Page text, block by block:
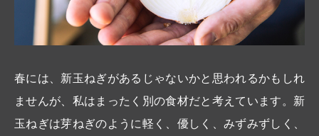
春には、新玉ねぎがあるじゃないかと思われるかもしれ
ませんが、私はまったく別の食材だと考えています。新
玉ねぎは芽ねぎのように軽く、優しく、みずみずしく、